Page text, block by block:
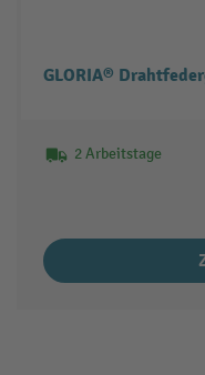
GLORIA®
2 Arbeitstage